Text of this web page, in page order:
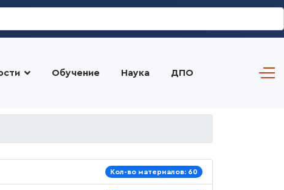
Обучение Наука ДПО
Кол-во материалов: 60